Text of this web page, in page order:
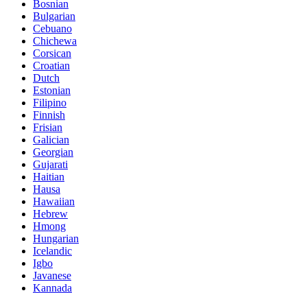
Bosnian
Bulgarian
Cebuano
Chichewa
Corsican
Croatian
Dutch
Estonian
Filipino
Finnish
Frisian
Galician
Georgian
Gujarati
Haitian
Hausa
Hawaiian
Hebrew
Hmong
Hungarian
Icelandic
Igbo
Javanese
Kannada